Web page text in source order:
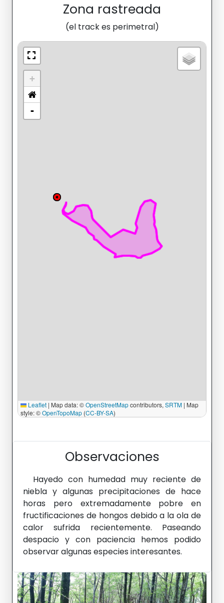
Zona rastreada
(el track es perimetral)
Observaciones
Hayedo con humedad muy reciente de
niebla y algunas precipitaciones de hace
horas pero extremadamente pobre en
fructificaciones de hongos debido a la ola de
calor sufrida recientemente. Paseando
despacio y con paciencia hemos podido
observar algunas especies interesantes.